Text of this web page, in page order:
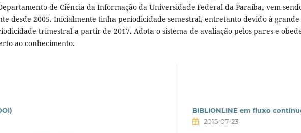
de Ciência da Informação da Universidade Federal da Paraíba, vem
desde 2005. Inicialmente tinha periodicidade semestral, entretanto devido à grande
trimestral a partir de 2017. Adota o sistema de avaliação pelos pares e
ao conhecimento.
BIBLIONLINE em fluxo
2015-07-23